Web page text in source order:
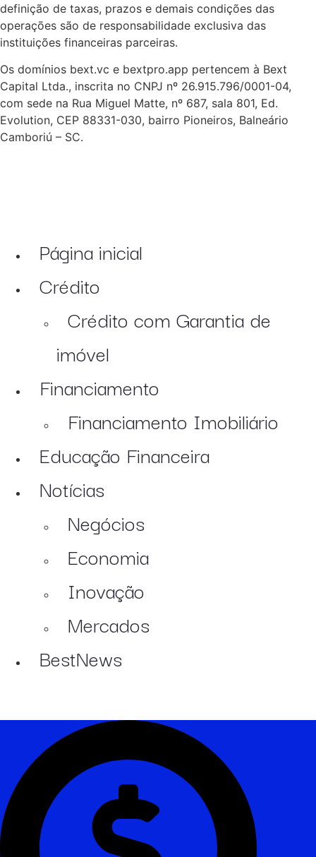
definição de taxas, prazos e demais condições das
operações são de responsabilidade exclusiva das
instituições financeiras parceiras.
Os domínios bext.vc e bextpro.app pertencem à Bext
Capital Ltda., inscrita no CNPJ nº 26.915.796/0001-04,
com sede na Rua Miguel Matte, nº 687, sala 801, Ed.
Evolution, CEP 88331-030, bairro Pioneiros, Balneário
Camboriú – SC.
Página inicial
Crédito
Crédito com Garantia de
imóvel
Financiamento
Financiamento Imobiliário
Educação Financeira
Notícias
Negócios
Economia
Inovação
Mercados
BestNews